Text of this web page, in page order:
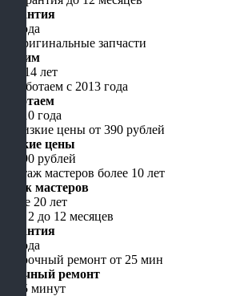
Гарантия
до года
Чиним
уже 14 лет
Работаем
с 2010 года
Низкие цены
от 490 рублей
Стаж мастеров
более 20 лет
Гарантия
до года
Срочный ремонт
от 15 минут